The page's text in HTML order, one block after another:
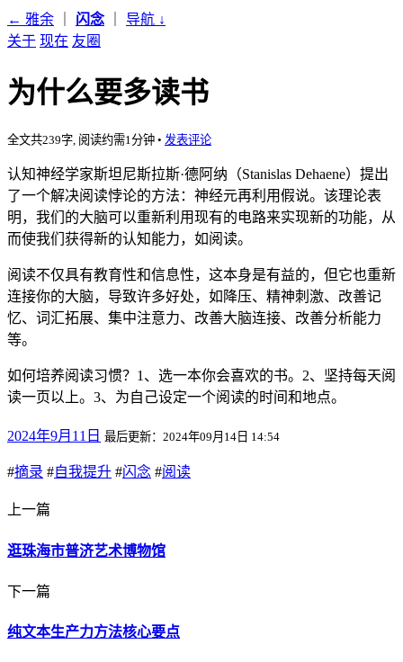
← 雅余 闪念｜ 导航 ↓
关于 现在 友圈
为什么要多读书
全文共239字, 阅读约需1分钟 • 发表评论
认知神经学家斯坦尼斯拉斯·德阿纳（Stanislas Dehaene）提出
了一个解决阅读悖论的方法：神经元再利用假说。该理论表
明，我们的大脑可以重新利用现有的电路来实现新的功能，从
而使我们获得新的认知能力，如阅读。
阅读不仅具有教育性和信息性，这本身是有益的，但它也重新
连接你的大脑，导致许多好处，如降压、精神刺激、改善记
忆、词汇拓展、集中注意力、改善大脑连接、改善分析能力
等。
如何培养阅读习惯？1、选一本你会喜欢的书。2、坚持每天阅
读一页以上。3、为自己设定一个阅读的时间和地点。
2024年9月11日 最后更新：2024年09月14日 14:54
#摘录 #自我提升 #闪念 #阅读
上一篇
逛珠海市普济艺术博物馆
下一篇
纯文本生产力方法核心要点